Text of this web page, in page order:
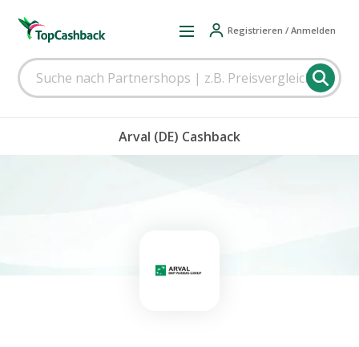
Registrieren / Anmelden
Arval (DE) Cashback